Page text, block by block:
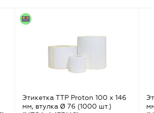
Этикетка TTP Proton 100 x 146
мм, втулка Ø 76 (1000 шт.)